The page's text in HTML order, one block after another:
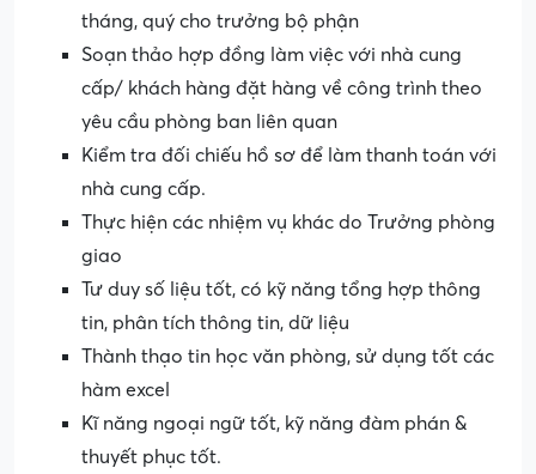
tháng, quý cho trưởng bộ phận
Soạn thảo hợp đồng làm việc với nhà cung
cấp/ khách hàng đặt hàng về công trình theo
yêu cầu phòng ban liên quan
Kiểm tra đối chiếu hồ sơ để làm thanh toán với
nhà cung cấp.
Thực hiện các nhiệm vụ khác do Trưởng phòng
giao
Tư duy số liệu tốt, có kỹ năng tổng hợp thông
tin, phân tích thông tin, dữ liệu
Thành thạo tin học văn phòng, sử dụng tốt các
hàm excel
Kĩ năng ngoại ngữ tốt, kỹ năng đàm phán &
thuyết phục tốt.